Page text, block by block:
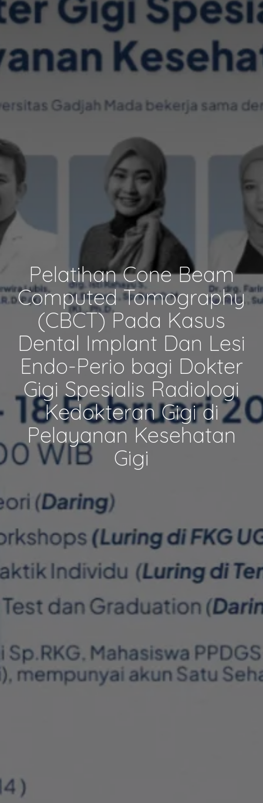
Pelatihan Cone Beam
Computed Tomography
(CBCT) Pada Kasus
Dental Implant Dan Lesi
Endo-Perio bagi Dokter
Gigi Spesialis Radiologi
Kedokteran Gigi di
Pelayanan Kesehatan
Gigi